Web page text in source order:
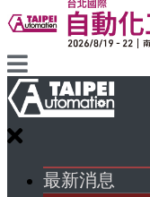
最新消息